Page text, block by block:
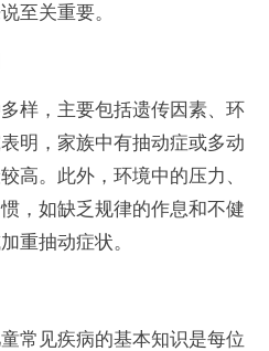
至关重要。
样，主要包括遗传因素、环
明，家族中有抽动症或多动
高。此外，环境中的压力、
，如缺乏规律的作息和不健
重抽动症状。
常见疾病的基本知识是每位